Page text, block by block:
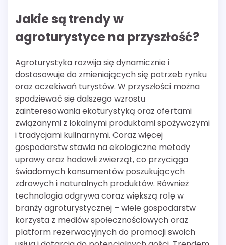
Jakie są trendy w
agroturystyce na przyszłość?
Agroturystyka rozwija się dynamicznie i
dostosowuje do zmieniających się potrzeb rynku
oraz oczekiwań turystów. W przyszłości można
spodziewać się dalszego wzrostu
zainteresowania ekoturystyką oraz ofertami
związanymi z lokalnymi produktami spożywczymi
i tradycjami kulinarnymi. Coraz więcej
gospodarstw stawia na ekologiczne metody
uprawy oraz hodowli zwierząt, co przyciąga
świadomych konsumentów poszukujących
zdrowych i naturalnych produktów. Również
technologia odgrywa coraz większą rolę w
branży agroturystycznej – wiele gospodarstw
korzysta z mediów społecznościowych oraz
platform rezerwacyjnych do promocji swoich